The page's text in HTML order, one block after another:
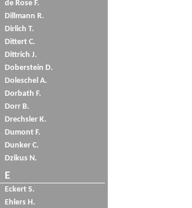
de Rose F.
Dillmann R.
Dirlich T.
Dittert C.
Dittrich J.
Doberstein D.
Doleschel A.
Dorbath F.
Dorr B.
Drechsler K.
Dumont F.
Dunker C.
Dzikus N.
E
Eckert S.
Ehlers H.